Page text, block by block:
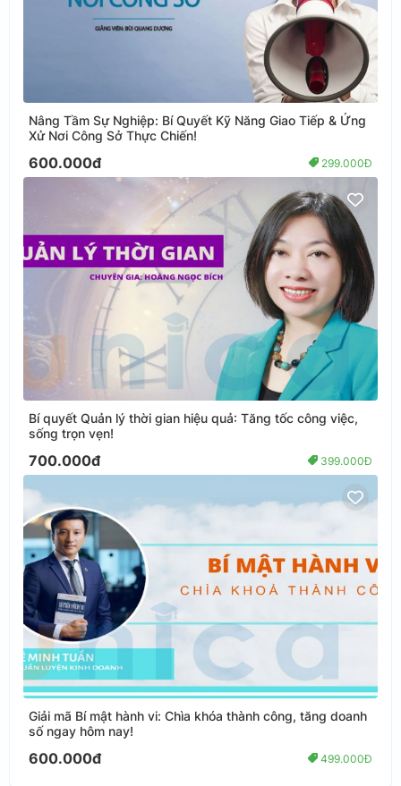
Nâng Tầm Sự Nghiệp: Bí Quyết Kỹ Năng Giao Tiếp & Ứng
Xử Nơi Công Sở Thực Chiến!
600.000đ 299.000Đ
Bí quyết Quản lý thời gian hiệu quả: Tăng tốc công việc,
sống trọn vẹn!
700.000đ 399.000Đ
Giải mã Bí mật hành vi: Chìa khóa thành công, tăng doanh
số ngay hôm nay!
600.000đ 499.000Đ